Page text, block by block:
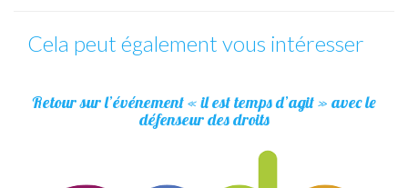
Cela peut également vous intéresser
Retour sur l’événement « il est temps d’agit » avec le
défenseur des droits